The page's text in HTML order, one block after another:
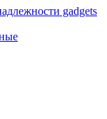
gadgets